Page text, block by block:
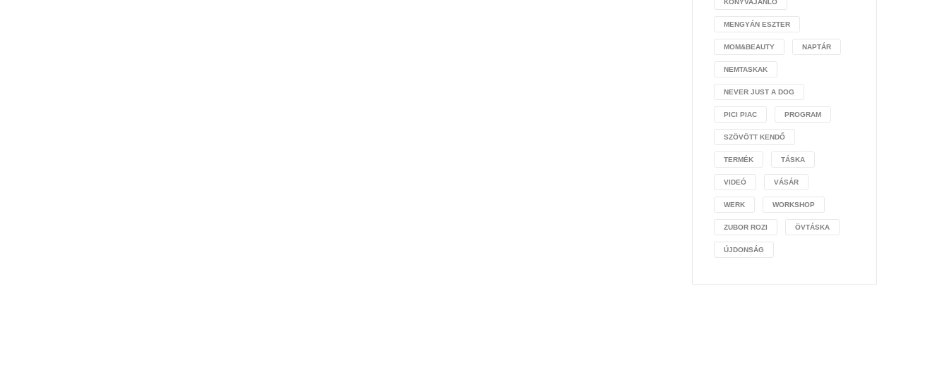
KÖNYVAJÁNLÓ
MENGYÁN ESZTER
MOM&BEAUTY NAPTÁR
NEMTASKAK
NEVER JUST A DOG
PICI PIAC PROGRAM
SZÖVÖTT KENDŐ
TERMÉK TÁSKA
VIDEÓ VÁSÁR
WERK WORKSHOP
ZUBOR ROZI ÖVTÁSKA
ÚJDONSÁG